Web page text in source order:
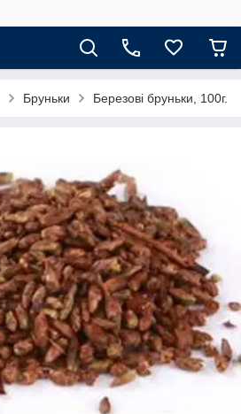
Бруньки Березові бруньки, 100г.